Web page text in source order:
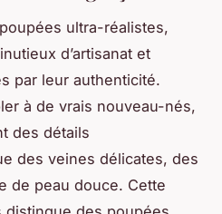
ultra-réalistes,
d’artisanat et
par leur authenticité.
à de vrais nouveau-nés,
des détails
des veines délicates, des
de peau douce. Cette